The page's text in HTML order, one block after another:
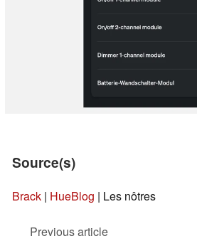
Source(s)
Brack | HueBlog | Les nôtres
Previous article